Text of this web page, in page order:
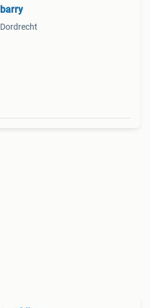
barry
Dordrecht